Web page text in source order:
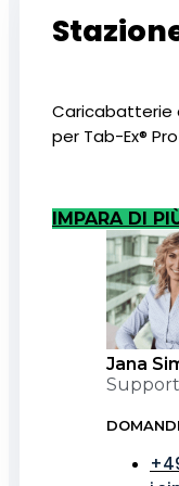
Caricabatterie
per Tab-Ex®
IMPARA DI
Jana